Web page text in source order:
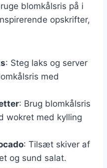
blomkålsris på i
opskrifter,
: Steg laks og server
med
: Brug blomkålsris
wokret med kylling
: Tilsæt skiver af
og sund salat.